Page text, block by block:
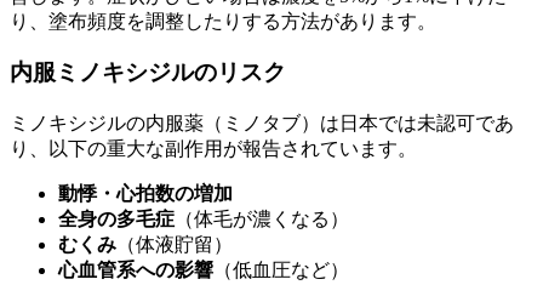
り、塗布頻度を調整したりする方法があります。
内服ミノキシジルのリスク
ミノキシジルの内服薬（ミノタブ）は日本では未認可であ
り、以下の重大な副作用が報告されています。
動悸・心拍数の増加
全身の多毛症 （体毛が濃くなる）
むくみ （体液貯留）
心血管系への影響 （低血圧など）